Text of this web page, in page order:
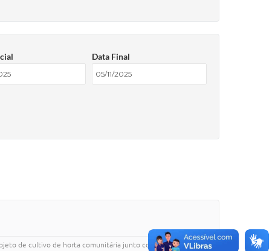
Data Final
de cultivo de horta comunitária junto com os alunos do